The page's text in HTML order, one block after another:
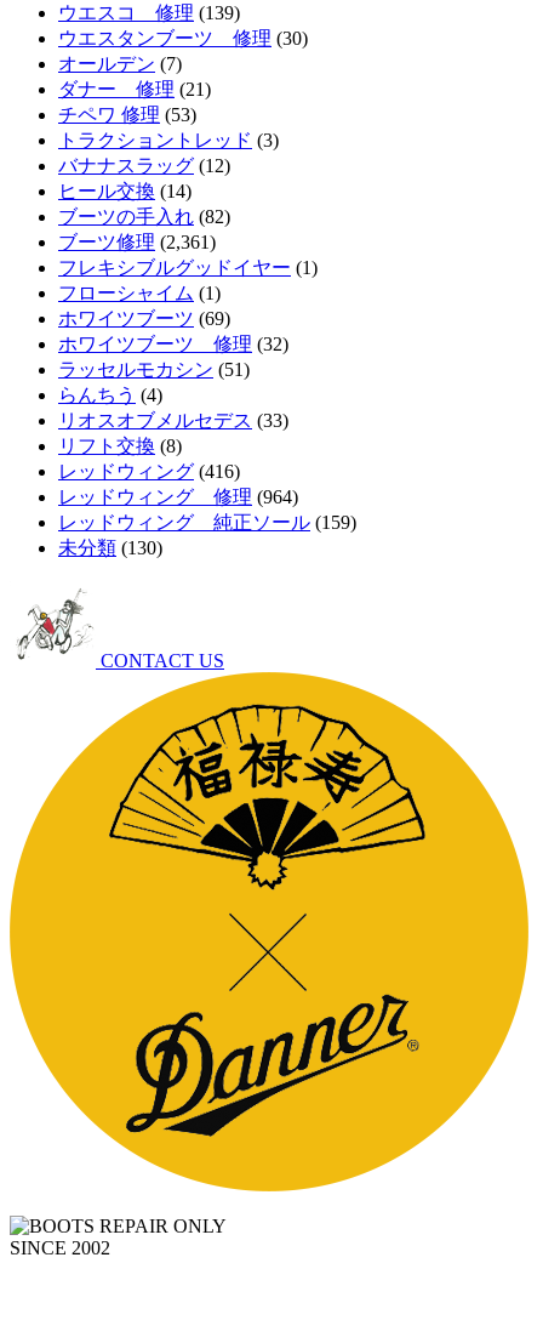
ウエスコ 修理 (139)
ウエスタンブーツ 修理 (30)
オールデン (7)
ダナー 修理 (21)
チペワ 修理 (53)
トラクショントレッド (3)
バナナスラッグ (12)
ヒール交換 (14)
ブーツの手入れ (82)
ブーツ修理 (2,361)
フレキシブルグッドイヤー (1)
フローシャイム (1)
ホワイツブーツ (69)
ホワイツブーツ 修理 (32)
ラッセルモカシン (51)
らんちう (4)
リオスオブメルセデス (33)
リフト交換 (8)
レッドウィング (416)
レッドウィング 修理 (964)
レッドウィング 純正ソール (159)
未分類 (130)
CONTACT US
SINCE 2002